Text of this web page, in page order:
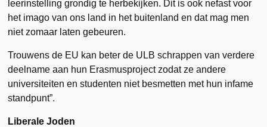
leerinstelling grondig te herbekijken. Dit is ook nefast voor
het imago van ons land in het buitenland en dat mag men
niet zomaar laten gebeuren.
Trouwens de EU kan beter de ULB schrappen van verdere
deelname aan hun Erasmusproject zodat ze andere
universiteiten en studenten niet besmetten met hun infame
standpunt”.
Liberale Joden